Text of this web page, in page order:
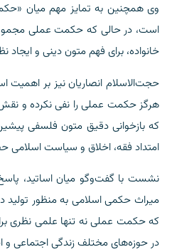
وی همچنین به تمایز مهم میان
است، در حالی که حکمت عملی
خانواده، برای فهم متون دینی و
حجت‌الاسلام انصاریان نیز بر
هرگز حکمت عملی را نفی نکرده و
که بازخوانی دقیق متون فلسفی
امتداد فقه، اخلاق و سیاست اسلامی
نشست با گفت‌وگو میان اساتید،
میراث حکمی اسلامی به منظور تولید
که حکمت عملی نه تنها علمی نظری
در حوزه‌های مختلف زندگی اجتماعی و